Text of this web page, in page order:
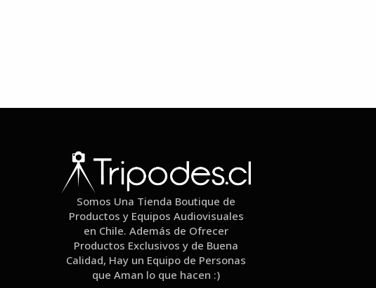
Somos Una Tienda Boutique de
Productos y Equipos Audiovisuales
en Chile. Además de Ofrecer
Productos Exclusivos y de Buena
Calidad, Hay un Equipo de Personas
que Aman lo que hacen :)